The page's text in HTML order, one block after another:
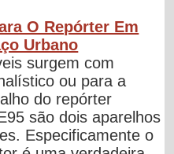
O Repórter Em
Urbano
surgem com
ou para a
do repórter
são dois aparelhos
Especificamente o